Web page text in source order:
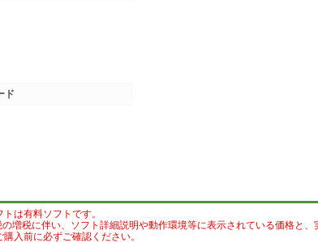
トは有料ソフトです。
増税に伴い、ソフト詳細説明や動作環境等に表示されている価格と
購入前に必ずご確認ください。
ド